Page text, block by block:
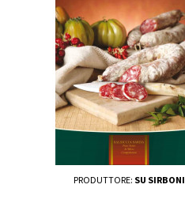
PRODUTTORE: SU SIRBONI